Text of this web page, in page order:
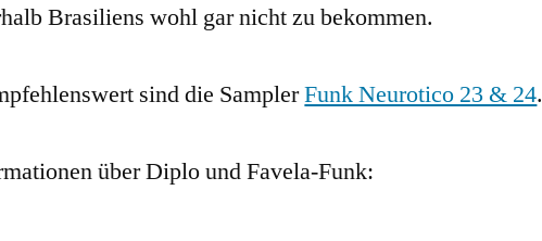
Brasiliens wohl gar nicht zu bekommen.
sind die SamplerFunk Neurotico 23 & 24.
über Diplo und Favela-Funk: